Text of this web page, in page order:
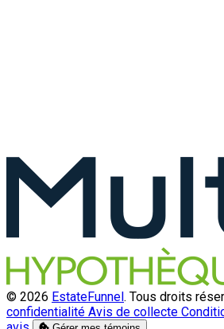
© 2026 EstateFunnel. Tous droits
confidentialité Avis de collecte